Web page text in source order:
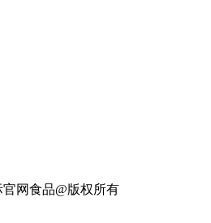
官网食品@版权所有